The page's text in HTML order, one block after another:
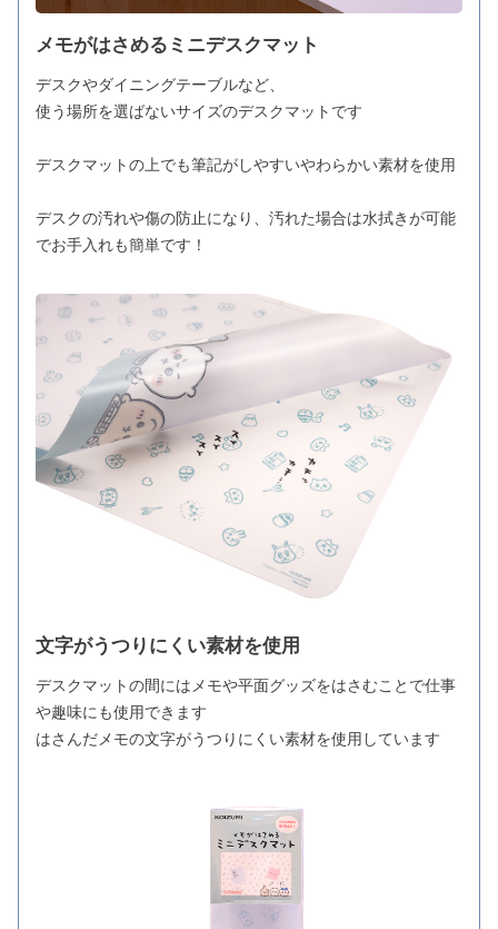
メモがはさめるミニデスクマット
デスクやダイニングテーブルなど、
使う場所を選ばないサイズのデスクマットです
デスクマットの上でも筆記がしやすいやわらかい素材を使用
デスクの汚れや傷の防止になり、汚れた場合は水拭きが可能
でお手入れも簡単です！
文字がうつりにくい素材を使用
デスクマットの間にはメモや平面グッズをはさむことで仕事
や趣味にも使用できます
はさんだメモの文字がうつりにくい素材を使用しています